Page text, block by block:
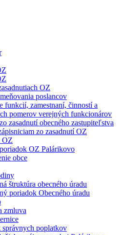
OZ
poslancov
funkcií, zamestnaní, činností a
pomerov verejných funkcionárov
zasadnutí obecného zastupiteľstva
zo zasadnutí OZ
OZ
OZ Palárikovo
obce
štruktúra obecného úradu
poriadok Obecného úradu
zmluva
správnych poplatkov